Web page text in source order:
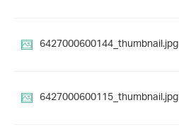
6427000600144_thumbnail.jpg
6427000600115_thumbnail.jpg